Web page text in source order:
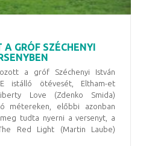
GRÓF SZÉCHENYI
a gróf Széchenyi István
istálló ötévesét, Eltham-et
Love (Zdenko Smida)
métereken, előbbi azonban
tudta nyerni a versenyt, a
Red Light (Martin Laube)